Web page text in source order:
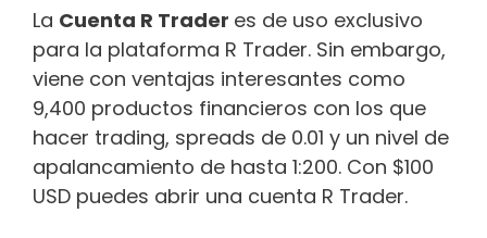
La Cuenta R Trader es de uso exclusivo
para la plataforma R Trader. Sin embargo,
viene con ventajas interesantes como
9,400 productos financieros con los que
hacer trading, spreads de 0.01 y un nivel de
apalancamiento de hasta 1:200. Con $100
USD puedes abrir una cuenta R Trader.